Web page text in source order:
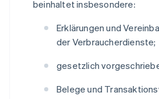
beinhaltet insbesondere:
Erklärungen und
der Verbraucherdienste;
gesetzlich
Belege und